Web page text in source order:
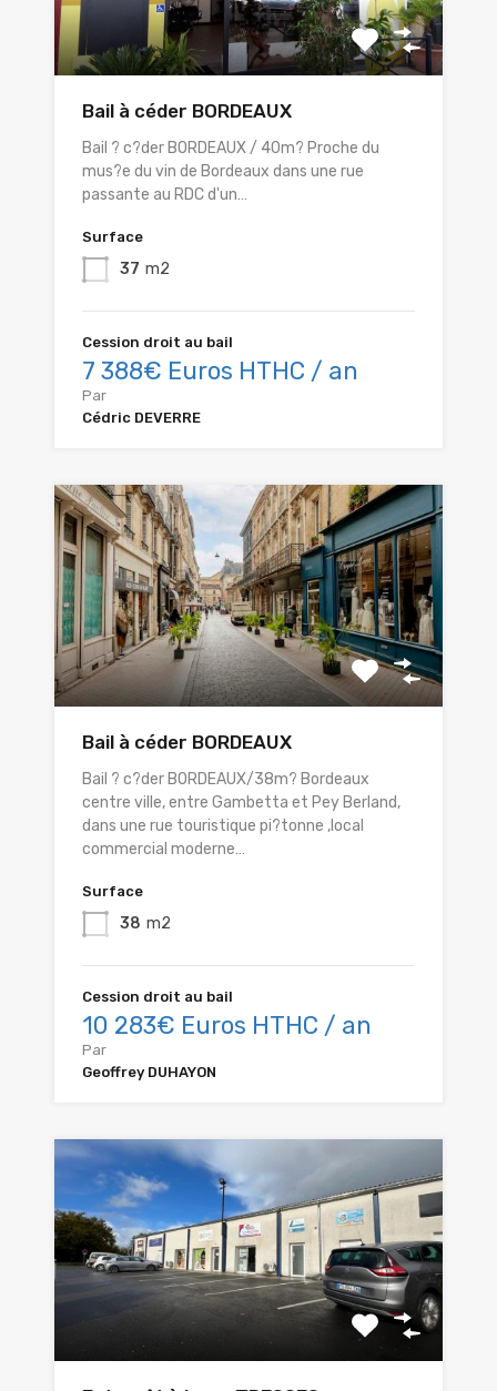
Bail à céder BORDEAUX
Bail ? c?der BORDEAUX / 40m? Proche du
mus?e du vin de Bordeaux dans une rue
passante au RDC d'un…
Surface
37 m2
Cession droit au bail
7 388€ Euros HTHC / an
Par
Cédric DEVERRE
Bail à céder BORDEAUX
Bail ? c?der BORDEAUX/38m? Bordeaux
centre ville, entre Gambetta et Pey Berland,
dans une rue touristique pi?tonne ,local
commercial moderne…
Surface
38 m2
Cession droit au bail
10 283€ Euros HTHC / an
Par
Geoffrey DUHAYON